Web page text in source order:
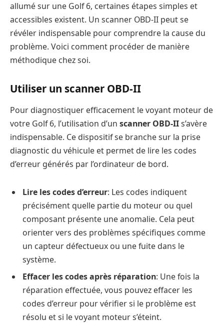
allumé sur une Golf 6, certaines étapes simples et
accessibles existent. Un scanner OBD-II peut se
révéler indispensable pour comprendre la cause du
problème. Voici comment procéder de manière
méthodique chez soi.
Utiliser un scanner OBD-II
Pour diagnostiquer efficacement le voyant moteur de
votre Golf 6, l’utilisation d’un scanner OBD-IIs’avère
indispensable. Ce dispositif se branche sur la prise
diagnostic du véhicule et permet de lire les codes
d’erreur générés par l’ordinateur de bord.
Lire les codes d’erreur: Les codes indiquent
précisément quelle partie du moteur ou quel
composant présente une anomalie. Cela peut
orienter vers des problèmes spécifiques comme
un capteur défectueux ou une fuite dans le
système.
Effacer les codes après réparation: Une fois la
réparation effectuée, vous pouvez effacer les
codes d’erreur pour vérifier si le problème est
résolu et si le voyant moteur s’éteint.